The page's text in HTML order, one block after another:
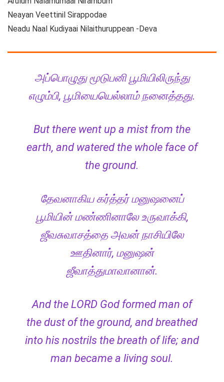
Neayan Veettinil Sirappodae
Neadu Naal Kudiyaai Nilaithuruppean -Deva
அப்பொழுது மூடுபனி பூமியிலிருந்து
எழும்பி, பூமியையெல்லாம் நனைத்தது.
But there went up a mist from the
earth, and watered the whole face of
the ground.
தேவனாகிய கர்த்தர் மனுஷனைப்
பூமியின் மண்ணினாலே உருவாக்கி,
ஜீவசுவாசத்தை அவன் நாசியிலே
ஊதினார், மனுஷன்
ஜீவாத்துமாவானான்.
And the LORD God formed man of
the dust of the ground, and breathed
into his nostrils the breath of life; and
man became a living soul.